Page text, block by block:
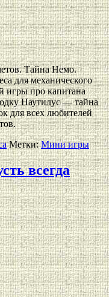
Тайна Немо.
для механического
про капитана
Наутилус — тайна
для всех любителей
Метки:Мини игры
всегда